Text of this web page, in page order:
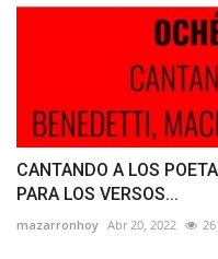
CANTANDO A LOS
PARA LOS VERSOS...
mazarronhoy Abr 20, 2022